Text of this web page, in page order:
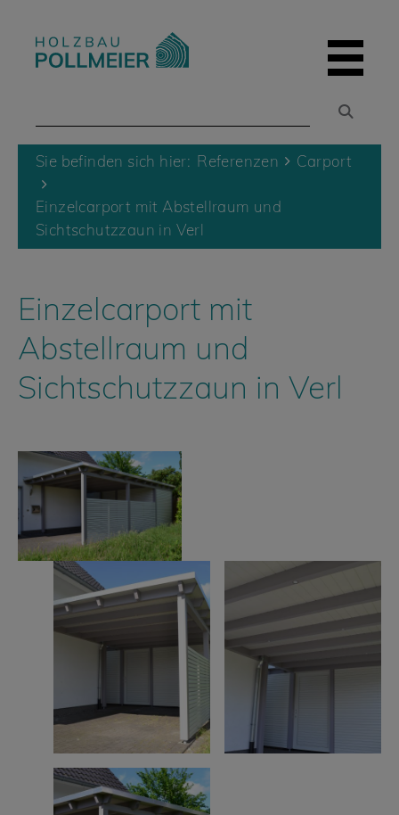
Sie befinden sich hier: Referenzen Carport
Einzelcarport mit Abstellraum und
Sichtschutzzaun in Verl
Einzelcarport mit
Abstellraum und
Sichtschutzzaun in Verl